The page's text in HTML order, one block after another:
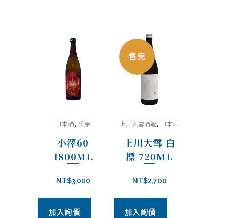
日本酒, 藤原
小澤60
1800ML
NT$3,000
加入詢價
售完
上川大雪酒造, 日本酒
上川大雪 白
標 720ML
NT$2,700
加入詢價